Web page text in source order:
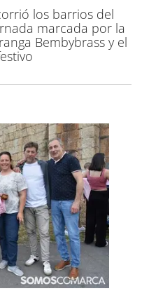
los barrios del
marcada por la
Bembybrass y el